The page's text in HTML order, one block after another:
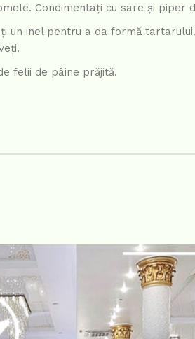
Condimentați cu sare și piper
un inel pentru a da formă
felii de pâine prăjită.